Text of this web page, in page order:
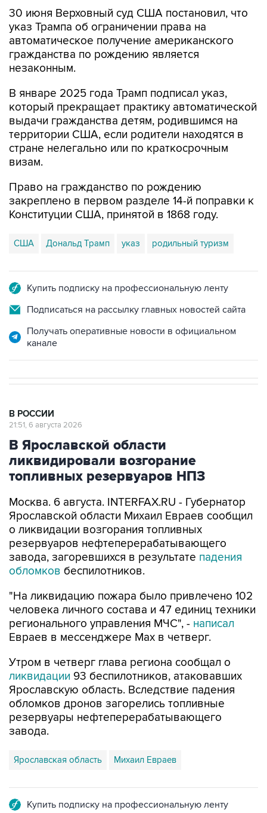
30 июня Верховный суд США постановил, что
указ Трампа об ограничении права на
автоматическое получение американского
гражданства по рождению является
незаконным.
В январе 2025 года Трамп подписал указ,
который прекращает практику автоматической
выдачи гражданства детям, родившимся на
территории США, если родители находятся в
стране нелегально или по краткосрочным
визам.
Право на гражданство по рождению
закреплено в первом разделе 14-й поправки к
Конституции США, принятой в 1868 году.
США Дональд Трамп указ родильный туризм
Купить подписку на профессиональную ленту
Подписаться на рассылку главных новостей сайта
Получать оперативные новости в официальном
канале
В РОССИИ
21:51, 6 августа 2026
В Ярославской области
ликвидировали возгорание
топливных резервуаров НПЗ
Москва. 6 августа. INTERFAX.RU - Губернатор
Ярославской области Михаил Евраев сообщил
о ликвидации возгорания топливных
резервуаров нефтеперерабатывающего
завода, загоревшихся в результате падения
обломков беспилотников.
"На ликвидацию пожара было привлечено 102
человека личного состава и 47 единиц техники
регионального управления МЧС", - написал
Евраев в мессенджере Мах в четверг.
Утром в четверг глава региона сообщал о
ликвидации 93 беспилотников, атаковавших
Ярославскую область. Вследствие падения
обломков дронов загорелись топливные
резервуары нефтеперерабатывающего
завода.
Ярославская область Михаил Евраев
Купить подписку на профессиональную ленту